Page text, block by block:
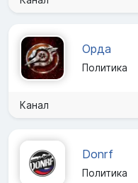
Орда
Политика
Канал
Donrf
Политика